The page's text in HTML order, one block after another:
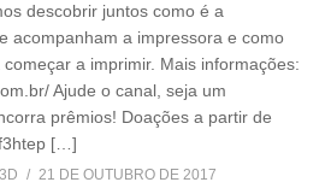
descobrir juntos como é a
acompanham a impressora e como
a imprimir. Mais informações:
Ajude o canal, seja um
prêmios! Doações a partir de
[…]
21 DE OUTUBRO DE 2017